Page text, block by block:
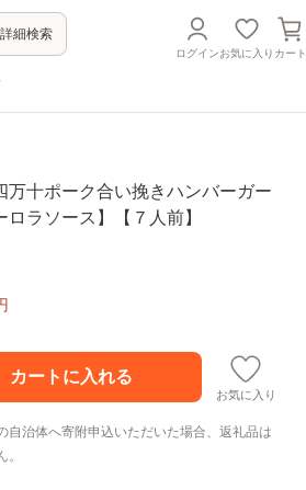
詳細検索
ログインお気に入り カート
万十ポーク合い挽きハンバーガー
ロラソース】【７人前】
お気に入り
自治体へ寄附申込いただいた場合、返礼品は